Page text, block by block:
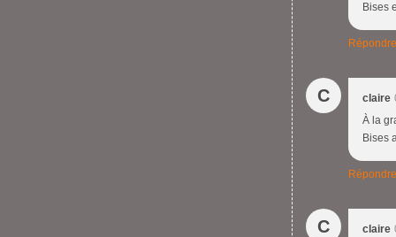
Bises
Répondre
C claire
À la
Bises
Répondre
C claire